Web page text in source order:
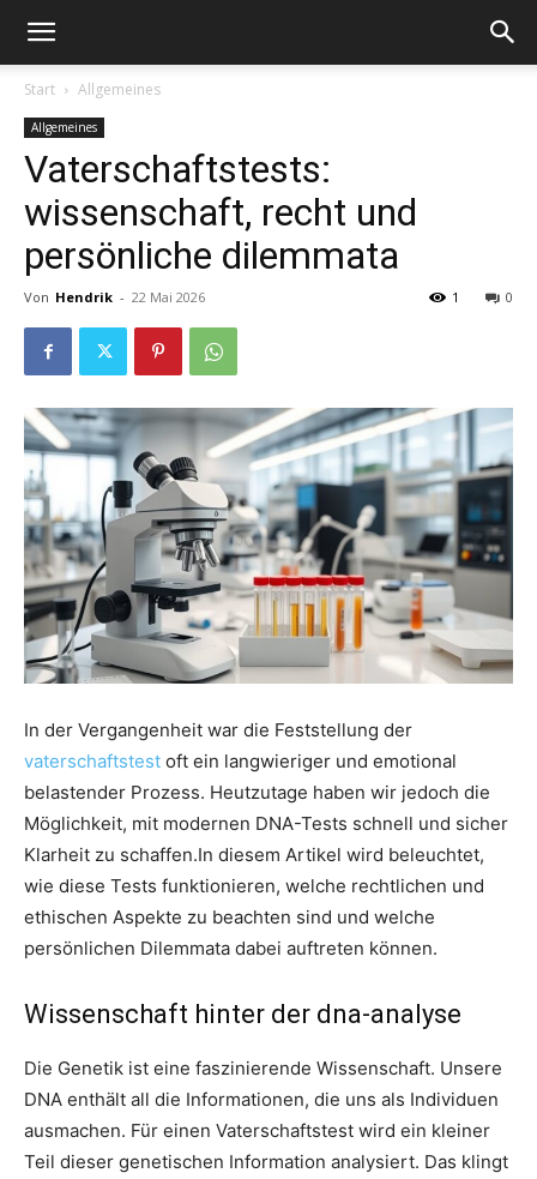
Start Allgemeines
Allgemeines
Vaterschaftstests:
wissenschaft, recht und
persönliche dilemmata
Von Hendrik - 22 Mai 2026 0
1
In der Vergangenheit war die Feststellung der
vaterschaftstest oft ein langwieriger und emotional
belastender Prozess. Heutzutage haben wir jedoch die
Möglichkeit, mit modernen DNA-Tests schnell und sicher
Klarheit zu schaffen.In diesem Artikel wird beleuchtet,
wie diese Tests funktionieren, welche rechtlichen und
ethischen Aspekte zu beachten sind und welche
persönlichen Dilemmata dabei auftreten können.
Wissenschaft hinter der dna-analyse
Die Genetik ist eine faszinierende Wissenschaft. Unsere
DNA enthält all die Informationen, die uns als Individuen
ausmachen. Für einen Vaterschaftstest wird ein kleiner
Teil dieser genetischen Information analysiert. Das klingt